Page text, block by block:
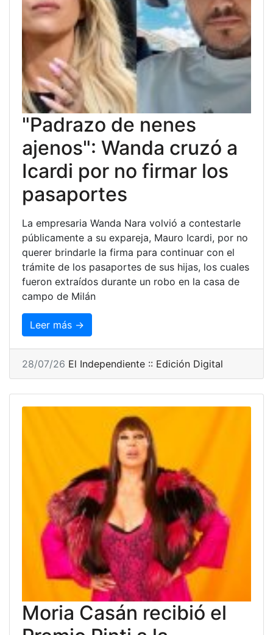
"Padrazo de nenes
ajenos": Wanda cruzó a
Icardi por no firmar los
pasaportes
La empresaria Wanda Nara volvió a contestarle
públicamente a su expareja, Mauro Icardi, por no
querer brindarle la firma para continuar con el
trámite de los pasaportes de sus hijas, los cuales
fueron extraídos durante un robo en la casa de
campo de Milán
Leer más →
28/07/26 El Independiente :: Edición Digital
Moria Casán recibió el